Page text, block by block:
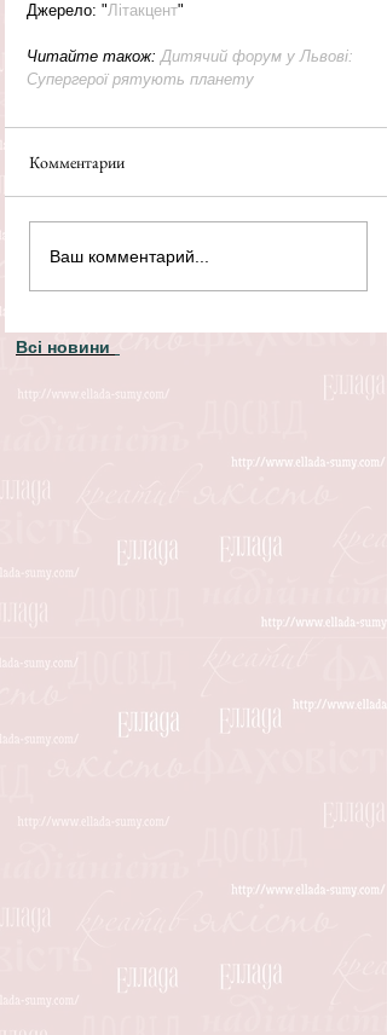
Джерело: "Літакцент"
Читайте також: Дитячий форум у Львові:
Супергерої рятують планету
Комментарии
Ваш комментарий...
Всі новини